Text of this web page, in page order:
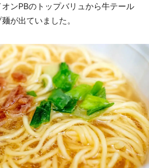
ンPBのトップバリュから牛テール
が出ていました。